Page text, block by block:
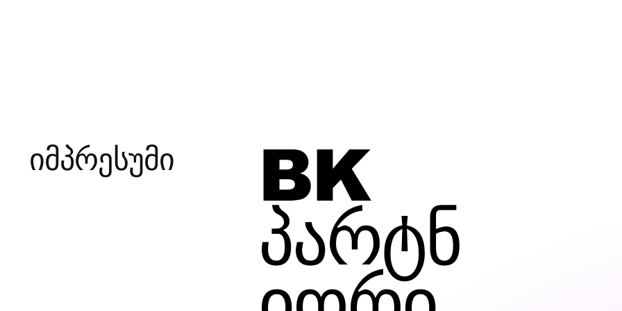
იმპრესუმი
BK
პარტნ